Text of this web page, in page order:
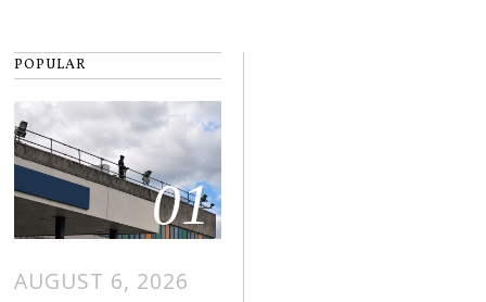
POPULAR
01
AUGUST 6, 2026